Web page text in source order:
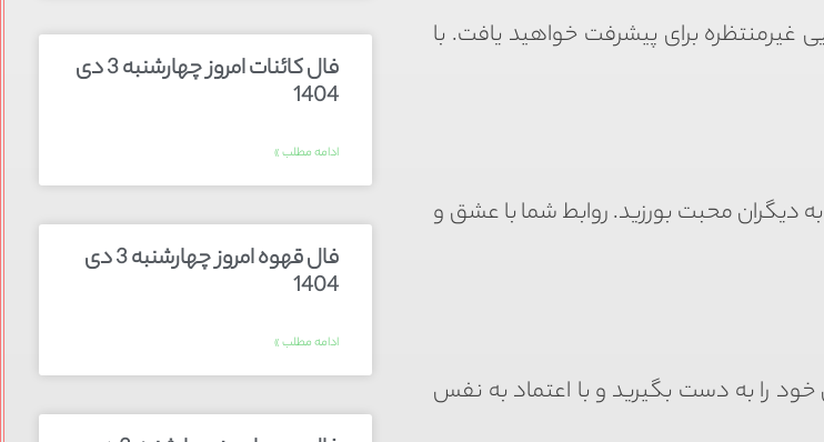
برای پیشرفت خواهید یافت. با
دیگران محبت بورزید. روابط شما با عشق و
را به دست بگیرید و با اعتماد به نفس
فال کائنات امروز چهارشنبه 3 دی
1404
ادامه مطلب »
فال قهوه امروز چهارشنبه 3 دی
1404
ادامه مطلب »